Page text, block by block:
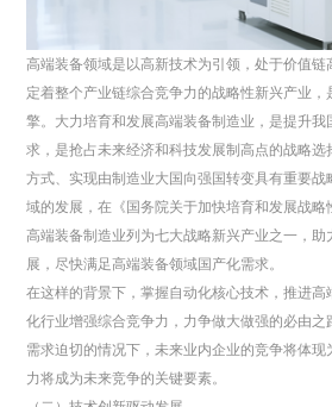
高端装备领域是以高新技术为引领，处于价值
定着整个产业链综合竞争力的战略性新兴产业，
擎。大力培育和发展高端装备制造业，是提升
求，是抢占未来经济和科技发展制高点的战略选
方式、实现由制造业大国向强国转变具有重要战
域的发展，在《国务院关于加快培育和发展战略
高端装备制造业列为七大战略新兴产业之一，
展，尽快满足高端装备领域国产化需求。
在这样的背景下，掌握自动化核心技术，推进高
化行业增强综合竞争力，力争做大做强的必由之
需求迫切的情况下，未来业内企业的竞争将体
力将成为未来竞争的关键要素。